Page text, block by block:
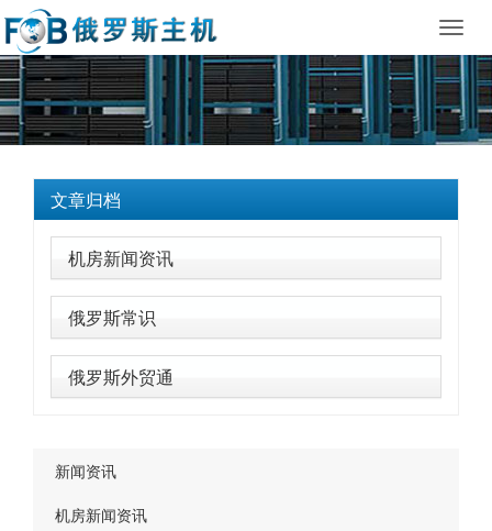
文章归档
机房新闻资讯
俄罗斯常识
俄罗斯外贸通
新闻资讯
机房新闻资讯